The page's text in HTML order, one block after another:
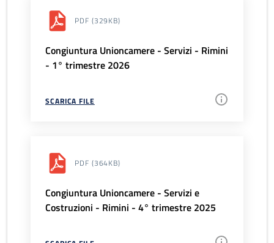
PDF (329KB)
Congiuntura Unioncamere - Servizi - Rimini
- 1° trimestre 2026
SCARICA FILE
PDF (364KB)
Congiuntura Unioncamere - Servizi e
Costruzioni - Rimini - 4° trimestre 2025